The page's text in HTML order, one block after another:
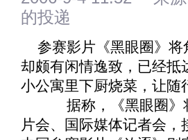
的投递
参赛影片《黑眼圈》将
却颇有闲情逸致，已经抵
小公寓里下厨烧菜，让随
据称，《黑眼圈》
片会、国际媒体记者会，